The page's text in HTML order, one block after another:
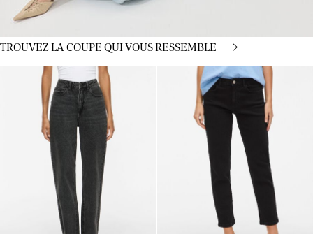
TROUVEZ LA COUPE QUI VOUS RESSEMBLE
CE_spot01_BUTTON_linked_wk36_02-09-25_jeans